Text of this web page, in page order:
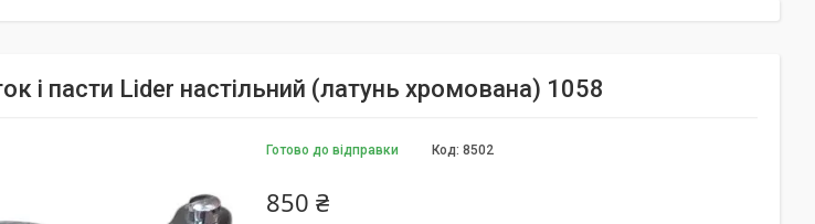
і пасти Lider настільний (латунь хромована) 1058
Готово до відправки Код: 8502
850 ₴